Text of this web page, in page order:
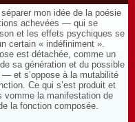
mon idée de la poésie
achevées — qui se
et les effets psychiques se
certain « indéfiniment ».
est détachée, comme un
sa génération et du possible
— et s’oppose à la mutabilité
Ce qui s’est produit et
vomme la manifestation de
la fonction composée.